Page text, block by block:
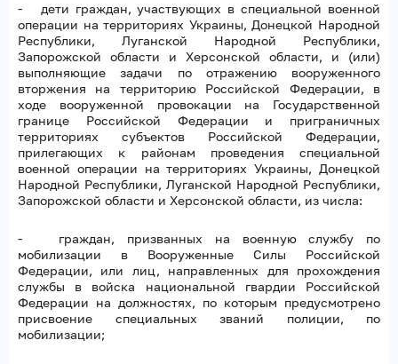
- дети граждан, участвующих в специальной военной
операции на территориях Украины, Донецкой Народной
Республики, Луганской Народной Республики,
Запорожской области и Херсонской области, и (или)
выполняющие задачи по отражению вооруженного
вторжения на территорию Российской Федерации, в
ходе вооруженной провокации на Государственной
границе Российской Федерации и приграничных
территориях субъектов Российской Федерации,
прилегающих к районам проведения специальной
военной операции на территориях Украины, Донецкой
Народной Республики, Луганской Народной Республики,
Запорожской области и Херсонской области, из числа:
- граждан, призванных на военную службу по
мобилизации в Вооруженные Силы Российской
Федерации, или лиц, направленных для прохождения
службы в войска национальной гвардии Российской
Федерации на должностях, по которым предусмотрено
присвоение специальных званий полиции, по
мобилизации;